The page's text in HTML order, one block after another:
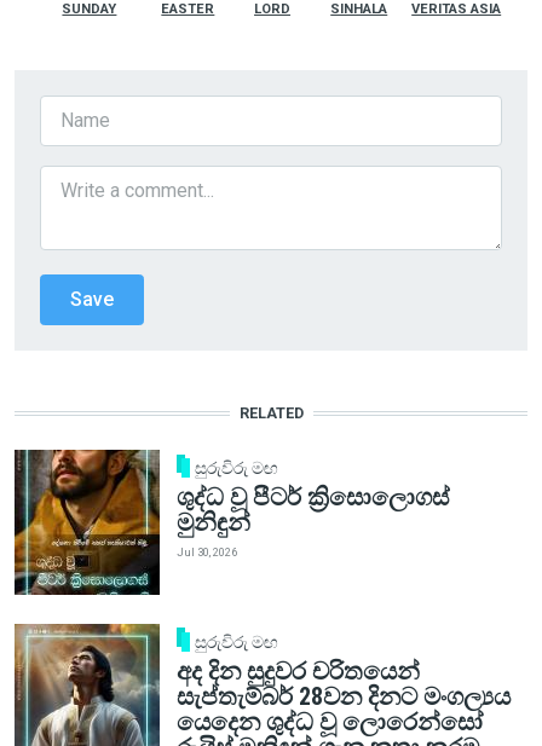
SUNDAY
EASTER
LORD
SINHALA
VERITAS ASIA
RELATED
සුරුවිරු මඟ
ශුද්ධ වූ පීටර් ක්‍රිසොලොගස්
මුනිඳුන්
Jul 30, 2026
සුරුවිරු මඟ
අද දින සුදුවර චරිතයෙන්
සැප්තැම්බර් 28වන දිනට මංගල්‍යය
යෙදෙන ශුද්ධ වූ ලොරෙන්සෝ